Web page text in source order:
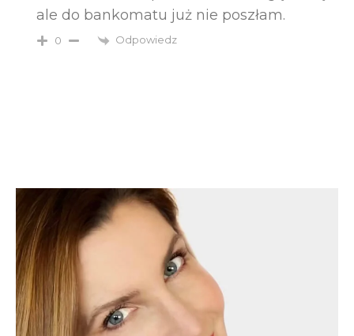
ale do bankomatu już nie poszłam.
0 Odpowiedz